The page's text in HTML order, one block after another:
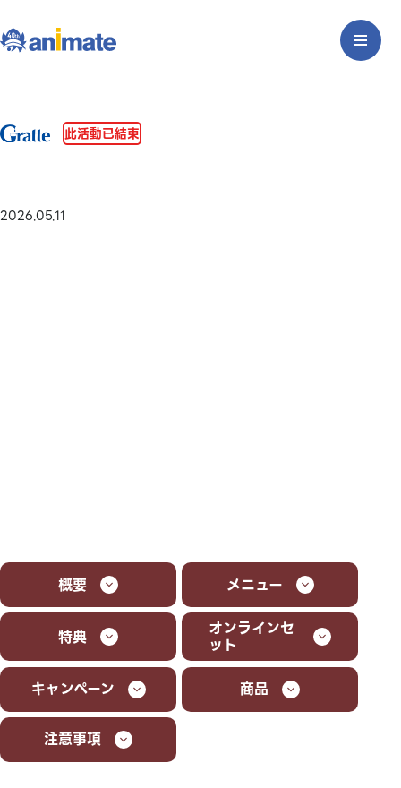
此活動已結束
2026.05.11
概要 メニュー
特典 オンラインセ
ット
キャンペーン
商品
注意事項